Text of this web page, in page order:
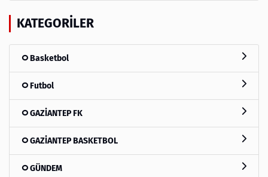
KATEGORILER
Basketbol
Futbol
GAZİANTEP FK
GAZİANTEP BASKETBOL
GÜNDEM